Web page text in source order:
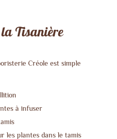
Tisanière
Créole est simple
à infuser
les plantes dans le tamis